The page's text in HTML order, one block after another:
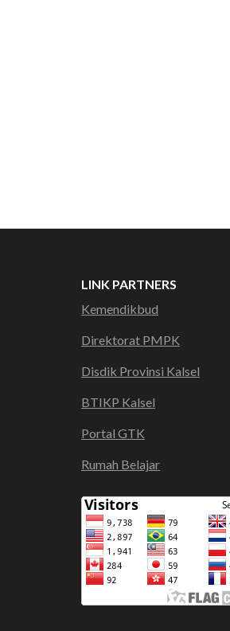
LINK PARTNERS
Kemendikbud
Direktorat PMPK
Disdik Provinsi Kalsel
BTIKP Kalsel
Portal GTK
Rumah Belajar